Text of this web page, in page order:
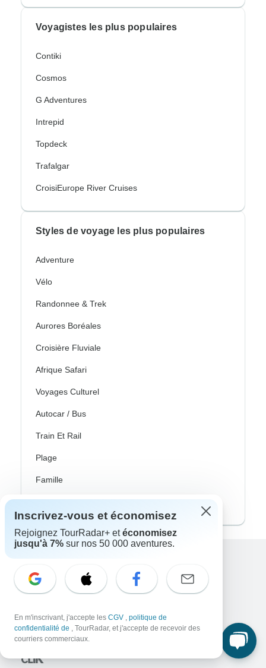
Voyagistes les plus populaires
Contiki
Cosmos
G Adventures
Intrepid
Topdeck
Trafalgar
CroisiEurope River Cruises
Styles de voyage les plus populaires
Adventure
Vélo
Randonnee & Trek
Aurores Boréales
Croisière Fluviale
Afrique Safari
Voyages Culturel
Autocar / Bus
Train Et Rail
Plage
Famille
Voyages Privés
10,000+ avis sur
En lien avec
Inscrivez-vous et économisez
Rejoignez TourRadar+ etéconomisez
jusqu'à 7% sur nos 50 000 aventures.
En m'inscrivant, j'accepte les CGV , politique de
confidentialité de , TourRadar, et j'accepte de recevoir des
courriers commerciaux.